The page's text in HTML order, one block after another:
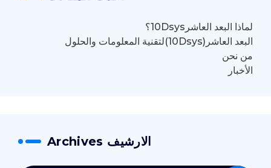
لماذا البعد العاشر10Dsys؟
البعد العاشر(10Dsys)لتقنية المعلومات والحلول
من نحن
الأخبار
الارشيف Archives